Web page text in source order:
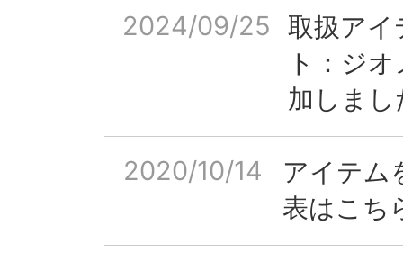
2024/09/25
取扱アイ
ト：ジ
加しまし
2020/10/14
アイテム
表はこち